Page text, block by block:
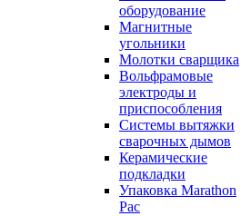
оборудование
Магнитные
угольники
Молотки сварщика
Вольфрамовые
электроды и
приспособления
Системы вытяжки
сварочных дымов
Керамические
подкладки
Упаковка Marathon
Pac